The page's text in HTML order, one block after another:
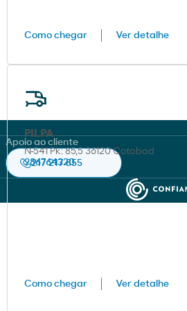
Como chegar Ver detalhe
PILPA
N-541 Pk: 85,5 36120 Cotobad
986764320
Como chegar Ver detalhe
As nossas apps
Moeve
Apoio ao cliente
217 217 855